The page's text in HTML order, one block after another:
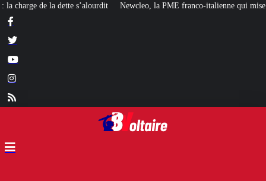
la PME franco-italienne qui mise sur l’avenir du « mini nucléaire »